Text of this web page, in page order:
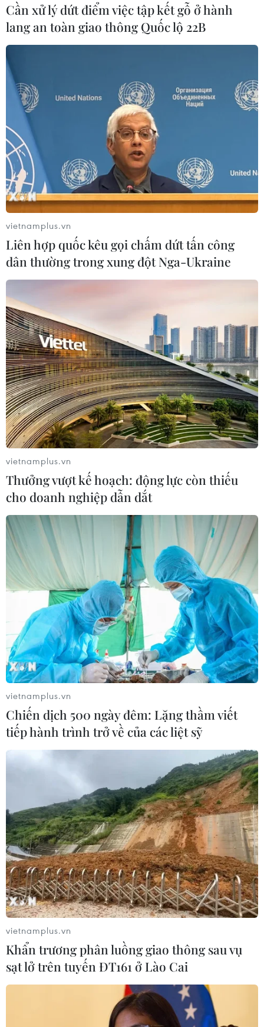
Nắng nóng cực đoan có thể khiến kinh tế
Pháp thiệt hại 206 tỷ euro
01/06/2026 01:53
Theo nghiên cứu của Allianz Trade, các đợt nắng nóng
cực đoan lặp lại trong giai đoạn 2026-2030 có thể
khiến Pháp thiệt hại tới 206 tỷ euro do năng suất lao
động suy giảm và chi phí tăng cao.
Xung đột Trung Đông: Kinh tế Pháp đối
mặt nguy cơ tăng trưởng giảm tốc
13/05/2026 06:46
Nhiều doanh nghiệp Pháp đối mặt khó khăn về nguồn
cung do xung đột Trung Đông kéo dài thời gian vận
chuyển hàng hóa; ngành hàng không, thiết bị điện, hóa
chất là những lĩnh vực bị ảnh hưởng rõ nhất.
Nguy cơ kinh tế Pháp rơi vào "vùng đỏ"
nếu thâm hụt vượt 5% trong năm 2026
Dù tăng trưởng năm 2025 được dự báo đạt khoảng
0,9%, Thống đốc Ngân hàng Pháp cảnh báo nền kinh
tế nước này vẫn có thể rơi vào vùng nguy hiểm nếu
thâm hụt ngân sách vượt quá 5% trong năm 2026.
Cần xử lý dứt điểm việc tập kết gỗ ở hành
lang an toàn giao thông Quốc lộ 22B
vietnamplus.vn
Liên hợp quốc kêu gọi chấm dứt tấn công
dân thường trong xung đột Nga-Ukraine
vietnamplus.vn
Thưởng vượt kế hoạch: động lực còn thiếu
cho doanh nghiệp dẫn dắt
vietnamplus.vn
Chiến dịch 500 ngày đêm: Lặng thầm viết
tiếp hành trình trở về của các liệt sỹ
vietnamplus.vn
Khẩn trương phân luồng giao thông sau vụ
sạt lở trên tuyến ĐT161 ở Lào Cai